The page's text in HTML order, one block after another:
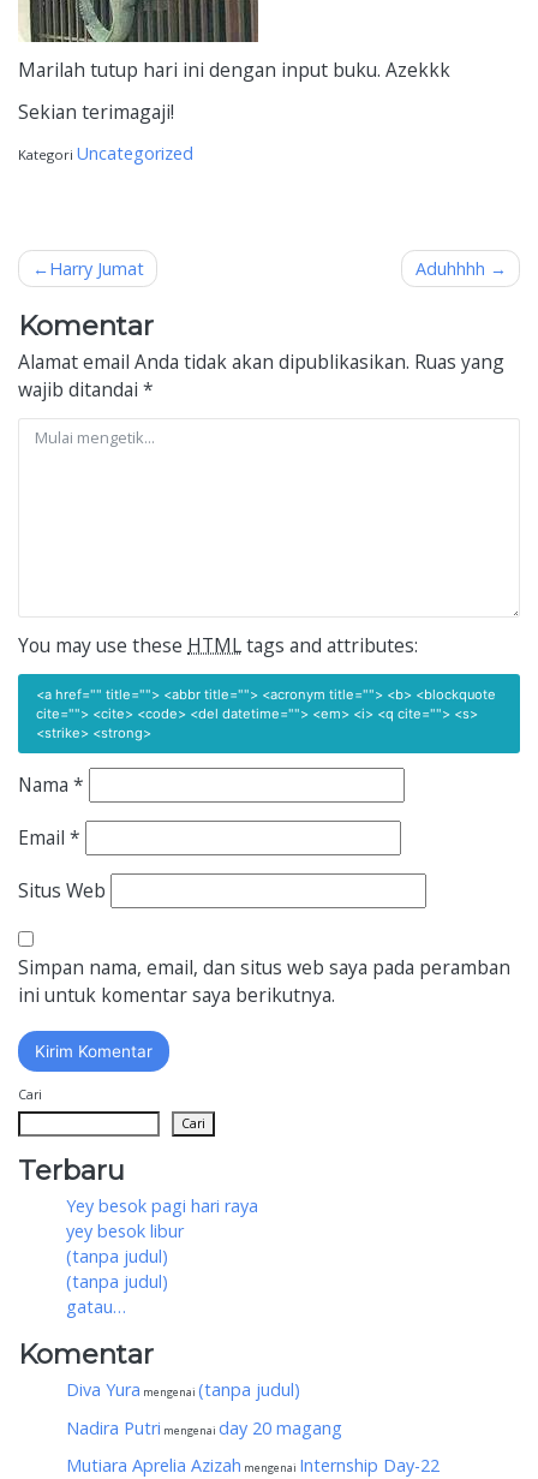
Marilah tutup hari ini dengan input buku. Azekkk
Sekian terimagaji!
Kategori Uncategorized
Navigasi
Harry Jumat Aduhhhh
Komentar
Alamat email Anda tidak akan dipublikasikan. Ruas yang
wajib ditandai *
You may use these HTMLtags and attributes:
<a href="" title=""> <abbr title=""> <acronym title=""> <b> <blockquote
cite=""> <cite> <code> <del datetime=""> <em> <i> <q cite=""> <s>
<strike> <strong>
Nama *
Email *
Situs Web
Simpan nama, email, dan situs web saya pada peramban
ini untuk komentar saya berikutnya.
Cari
Cari
Terbaru
Yey besok pagi hari raya
yey besok libur
(tanpa judul)
(tanpa judul)
gatau…
Komentar
Diva Yura mengenai (tanpa judul)
Nadira Putri mengenai day 20 magang
Mutiara Aprelia Azizah mengenai Internship Day-22